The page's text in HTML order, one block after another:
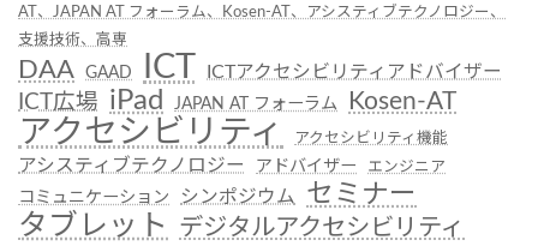
AT、JAPAN AT フォーラム、Kosen-AT、アシスティブテクノロジー、
支援技術、高専
DAA GAAD ICT ICTアクセシビリティアドバイザー
ICT広場 iPad JAPAN AT フォーラム Kosen-AT
アクセシビリティ アクセシビリティ機能
アシスティブテクノロジー アドバイザー エンジニア
コミュニケーション シンポジウム セミナー
タブレット デジタルアクセシビリティ